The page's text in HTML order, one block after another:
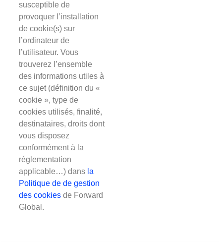
susceptible de
provoquer l’installation
de cookie(s) sur
l’ordinateur de
l’utilisateur. Vous
trouverez l’ensemble
des informations utiles à
ce sujet (définition du «
cookie », type de
cookies utilisés, finalité,
destinataires, droits dont
vous disposez
conformément à la
réglementation
applicable…) dans la
Politique de de gestion
des cookies de Forward
Global.